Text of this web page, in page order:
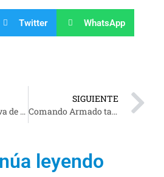
Twitter WhatsApp
Conoce la reserva de la Biosfera WANHA, más de 38 mil hectáreas de naturaleza en Tabasco (Fotos)
SIGUIENTE
Comando Armado tablea y desarma a policías de Cunduacán (Fotos)
leyendo